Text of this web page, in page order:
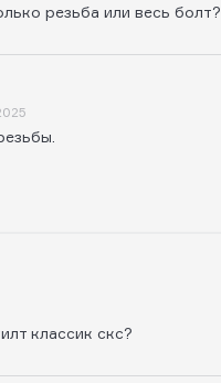
резьба или весь болт?
классик скс?